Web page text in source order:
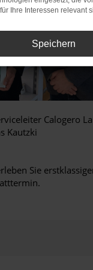
Calogero La
Kautzki
Sie
Ihre Interessen relevant
Speichern